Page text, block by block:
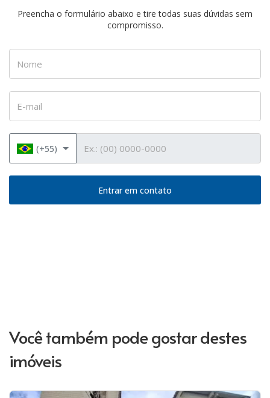
Preencha o formulário abaixo e tire todas suas dúvidas sem
compromisso.
(+55)
Entrar em contato
Você também pode gostar destes
imóveis